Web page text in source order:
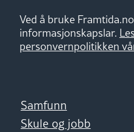
Ved å bruke
informasjonskapslar.
personvernpolitikken
Samfunn
Skule og jobb